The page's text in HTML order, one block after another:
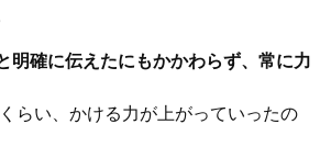
明確に伝えたにもかかわらず、常に力
らい、かける力が上がっていったの